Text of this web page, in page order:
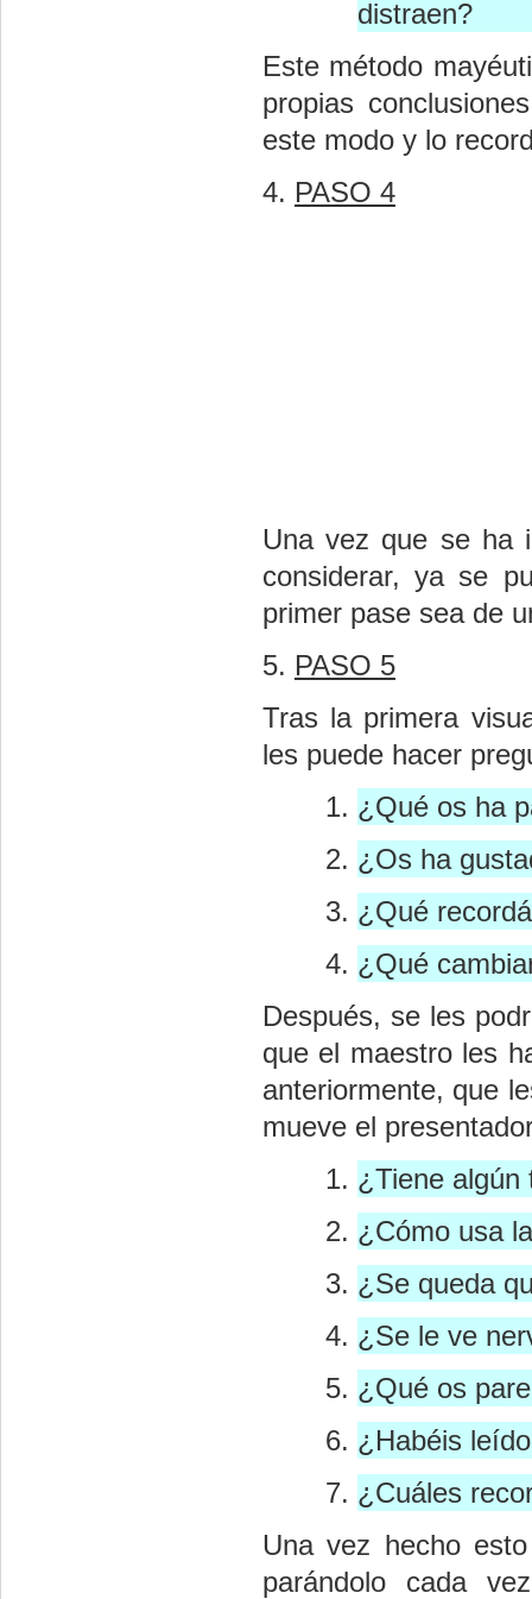
distraen?
Este método
propias
este modo y lo
4. PASO 4
Una vez que se ha
considerar, ya se
primer pase sea de
5. PASO 5
Tras la primera
les puede hacer
¿Qué os ha
¿Os ha
¿Qué
¿Qué
Después, se les
que el maestro les
anteriormente, que
mueve el
¿Tiene algún
¿Cómo usa
¿Se queda
¿Se le ve
¿Qué os
¿Habéis
¿Cuáles
Una vez hecho
parándolo cada